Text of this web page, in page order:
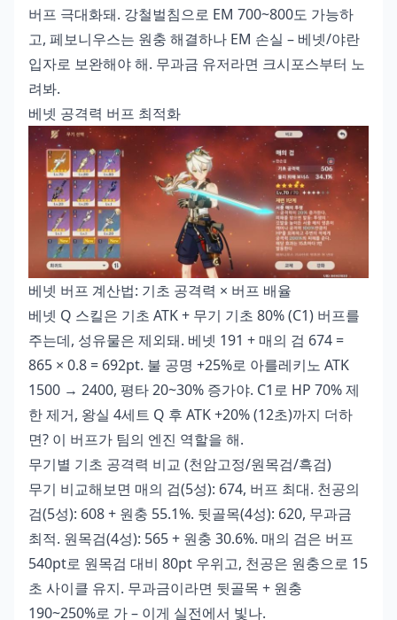
버프 극대화돼. 강철벌침으로 EM 700~800도 가능하
고, 페보니우스는 원충 해결하나 EM 손실 – 베넷/야란
입자로 보완해야 해. 무과금 유저라면 크시포스부터 노
려봐.
베넷 공격력 버프 최적화
베넷 버프 계산법: 기초 공격력 × 버프 배율
베넷 Q 스킬은 기초 ATK + 무기 기초 80% (C1) 버프를
주는데, 성유물은 제외돼. 베넷 191 + 매의 검 674 =
865 × 0.8 = 692pt. 불 공명 +25%로 아를레키노 ATK
1500 → 2400, 평타 20~30% 증가야. C1로 HP 70% 제
한 제거, 왕실 4세트 Q 후 ATK +20% (12초)까지 더하
면? 이 버프가 팀의 엔진 역할을 해.
무기별 기초 공격력 비교 (천암고정/원목검/흑검)
무기 비교해보면 매의 검(5성): 674, 버프 최대. 천공의
검(5성): 608 + 원충 55.1%. 뒷골목(4성): 620, 무과금
최적. 원목검(4성): 565 + 원충 30.6%. 매의 검은 버프
540pt로 원목검 대비 80pt 우위고, 천공은 원충으로 15
초 사이클 유지. 무과금이라면 뒷골목 + 원충
190~250%로 가 – 이게 실전에서 빛나.